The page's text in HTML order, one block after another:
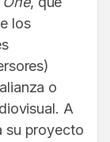
los
o
A
su proyecto